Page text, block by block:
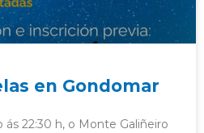
en Gondomar
22:30 h, o Monte Galiñeiro